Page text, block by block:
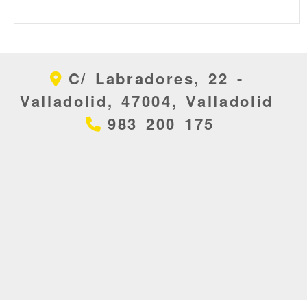
C/ Labradores, 22 -
Valladolid,47004,Valladolid
983 200 175